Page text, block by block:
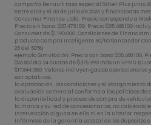
campaña Renault tasa especial Silver Plus junio
entre el 01 y el 30 de julio de 2026 y financiadas
Consumer Finance Ltda. Precio corresponde a
Precio sin bono: $37.473.100. Precio $35.688.100
Consumer de $1.190.000. Condiciones de
producto Compra Inteligente 50/50 Santander
25 del 50%)
ejemplo Simulación: Precio con bono $35.688.100, Pie
$26.867.810, 24 cuotas de $375.990 más un VFMG
$17.844.050. Valores incluyen gastos
son optativos.
la aprobación, las condiciones y el otorgamiento
evaluación comercial conforme a las políticas de
la disponibilidad y proceso de compra de
la marca y su red de concesionarios, no
Intervención alguna en ello ni en la ulterior
Infórmese de la garantía estatal de los depósitos